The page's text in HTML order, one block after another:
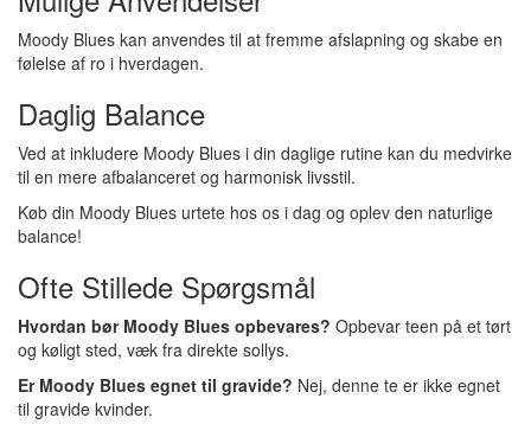
Moody Blues kan anvendes til at fremme afslapning og skabe en
følelse af ro i hverdagen.
Daglig Balance
Ved at inkludere Moody Blues i din daglige rutine kan du medvirke
til en mere afbalanceret og harmonisk livsstil.
Køb din Moody Blues urtete hos os i dag og oplev den naturlige
balance!
Ofte Stillede Spørgsmål
Hvordan bør Moody Blues opbevares? Opbevar teen på et tørt
og køligt sted, væk fra direkte sollys.
Er Moody Blues egnet til gravide? Nej, denne te er ikke egnet
til gravide kvinder.